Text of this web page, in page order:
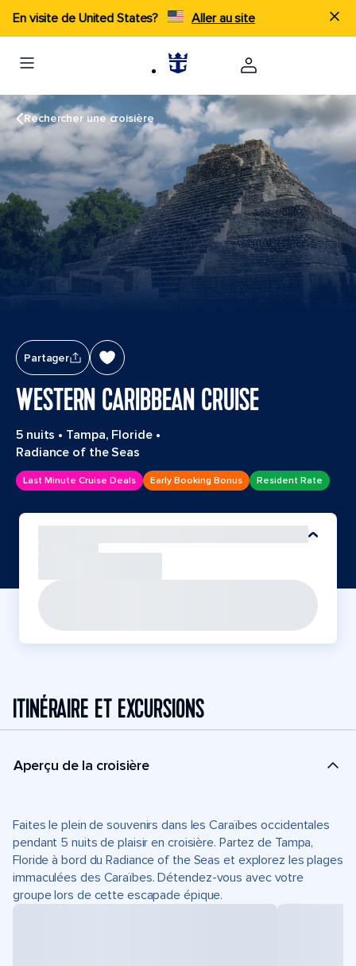
En visite de United States? Aller au site
Rechercher une croisière
Partager
WESTERN CARIBBEAN CRUISE
5 nuits • Tampa, Floride•
Radiance of the Seas
Last Minute Cruise Deals Early Booking Bonus Resident Rate
ITINÉRAIRE ET EXCURSIONS
Aperçu de la croisière
Faites le plein de souvenirs dans les Caraïbes occidentales
pendant 5 nuits de plaisir en croisière. Partez de Tampa,
Floride à bord du Radiance of the Seas et explorez les plages
immaculées des Caraïbes. Détendez-vous avec votre
groupe lors de cette escapade épique.